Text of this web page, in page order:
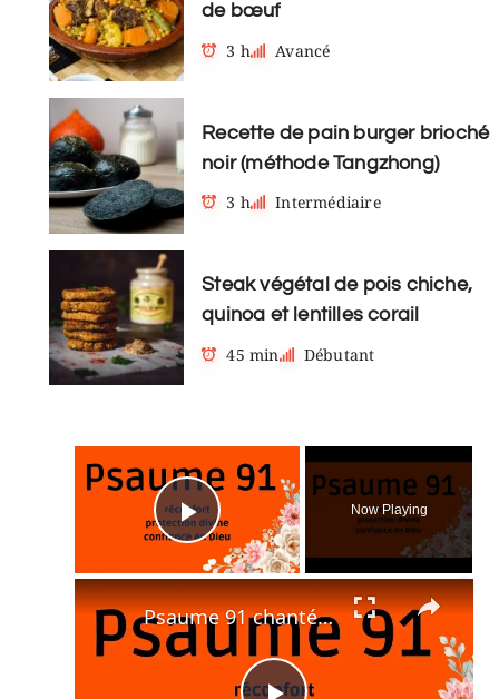
de bœuf
3 h
Avancé
Recette de pain burger brioché
noir (méthode Tangzhong)
3 h
Intermédiaire
Steak végétal de pois chiche,
quinoa et lentilles corail
45 min
Débutant
Play Video
Now Playing
×
Psaume 91 chanté en polyphonie